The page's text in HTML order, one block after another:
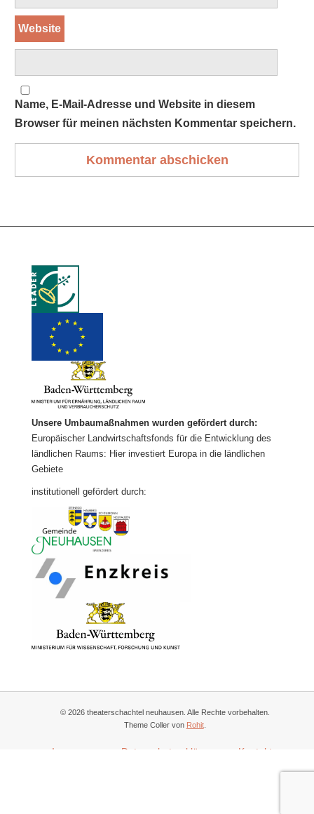
Website
Name, E-Mail-Adresse und Website in diesem
Browser für meinen nächsten Kommentar speichern.
Unsere Umbaumaßnahmen wurden gefördert durch:
Europäischer Landwirtschaftsfonds für die Entwicklung des
ländlichen Raums: Hier investiert Europa in die ländlichen
Gebiete
institutionell gefördert durch:
© 2026 theaterschachtel neuhausen. Alle Rechte vorbehalten.
Theme Coller von Rohit.
Impressum Datenschutzerklärung Kontakt